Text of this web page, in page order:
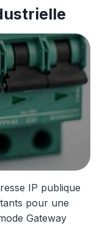
IP publique
pour une
Gateway